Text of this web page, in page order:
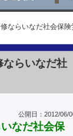
ならいなだ社会保
ならいなだ社
公開日：2012/06/
なだ社会保